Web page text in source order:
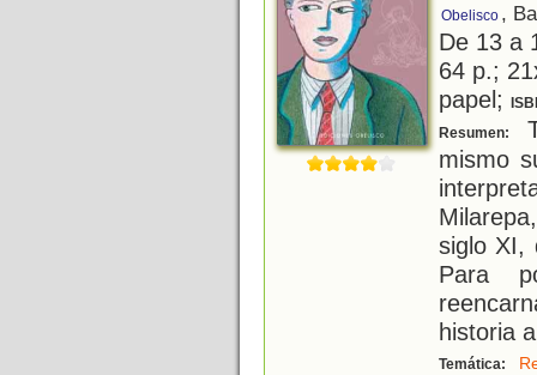
Obelisco ,
De 13 a
64 p.;
papel;
Resumen:
mismo
siglo XI,
Para
historia
Temática: